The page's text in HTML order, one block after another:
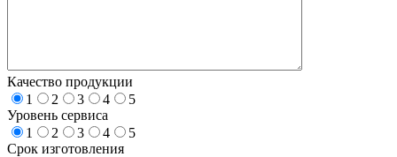
Качество продукции
1
2 3 4
5
Уровень сервиса
1
2 3 4
5
Срок изготовления